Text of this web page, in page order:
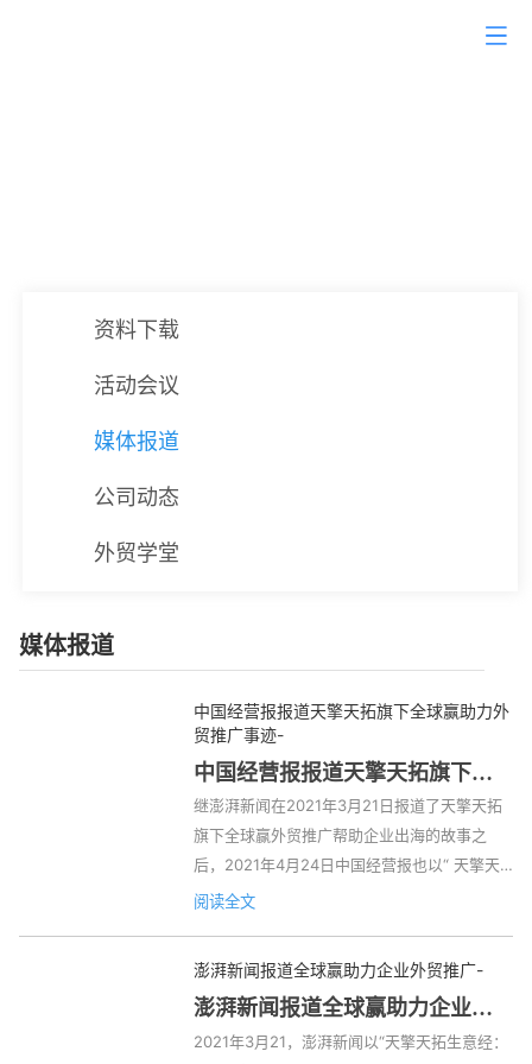
资料下载
活动会议
媒体报道
公司动态
外贸学堂
媒体报道
中国经营报报道天擎天拓旗下全球赢助力外
贸推广事迹-
中国经营报报道天擎天拓旗下全
球赢助力外贸推广事迹
继澎湃新闻在2021年3月21日报道了天擎天拓
旗下全球赢外贸推广帮助企业出海的故事之
后，2021年4月24日中国经营报也以“ 天擎天
拓：大数据'精准'助力外贸企业出海 ”为题，报
司”）是一家位于江苏的非织造设备制造商，以
往主要通过线下展会形式开拓海外市场，业务
主要集中在少数几个重点国家。2020年在全球
阅读全文
澎湃新闻报道全球赢助力企业外贸推广-
澎湃新闻报道全球赢助力企业外
贸推广
2021年3月21，澎湃新闻以“天擎天拓生意经：